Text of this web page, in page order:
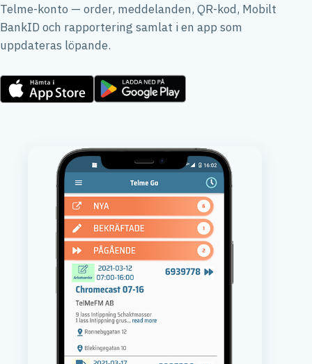
Telme-konto — order, meddelanden, QR-kod, Mobilt
BankID och rapportering samlat i en app som
uppdateras löpande.